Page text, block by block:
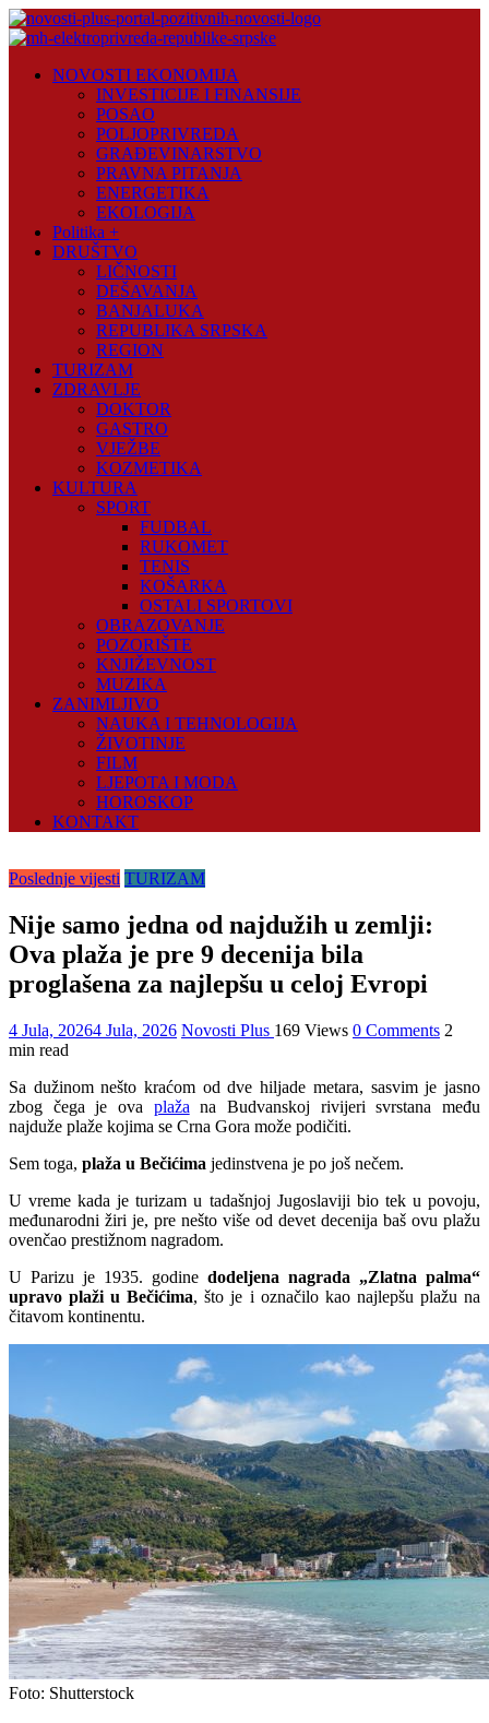
Skip
to
Plus
NOVOSTI EKONOMIJA
INVESTICIJE I FINANSIJE
POSAO
POLJOPRIVREDA
GRAĐEVINARSTVO
PRAVNA PITANJA
ENERGETIKA
EKOLOGIJA
Politika +
DRUŠTVO
LIČNOSTI
DEŠAVANJA
BANJALUKA
REPUBLIKA SRPSKA
REGION
TURIZAM
ZDRAVLJE
DOKTOR
GASTRO
VJEŽBE
KOZMETIKA
KULTURA
SPORT
FUDBAL
RUKOMET
TENIS
KOŠARKA
OSTALI SPORTOVI
OBRAZOVANJE
POZORIŠTE
KNJIŽEVNOST
MUZIKA
ZANIMLJIVO
NAUKA I TEHNOLOGIJA
ŽIVOTINJE
FILM
LJEPOTA I MODA
HOROSKOP
KONTAKT
Poslednje vijesti TURIZAM
Nije samo jedna od najdužih u zemlji:
Ova plaža je pre 9 decenija bila
proglašena za najlepšu u celoj Evropi
4 Jula, 20264 Jula, 2026 Novosti Plus 169 Views 0 Comments 2
min read
Sa dužinom nešto kraćom od dve hiljade metara, sasvim je jasno
zbog čega je ova plaža na Budvanskoj rivijeri svrstana među
najduže plaže kojima se Crna Gora može podičiti.
Sem toga, plaža u Bečićima jedinstvena je po još nečem.
U vreme kada je turizam u tadašnjoj Jugoslaviji bio tek u povoju,
međunarodni žiri je, pre nešto više od devet decenija baš ovu plažu
ovenčao prestižnom nagradom.
U Parizu je 1935. godine dodeljena nagrada „Zlatna palma“
upravo plaži u Bečićima, što je i označilo kao najlepšu plažu na
čitavom kontinentu.
Foto: Shutterstock